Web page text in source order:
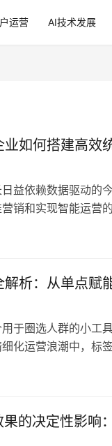
运营 AI技术发展
如何搭建高效
益依赖数据驱动的
销和实现智能运营
析：从单点赋
于圈选人群的小工
化运营浪潮中，标
的决定性影响